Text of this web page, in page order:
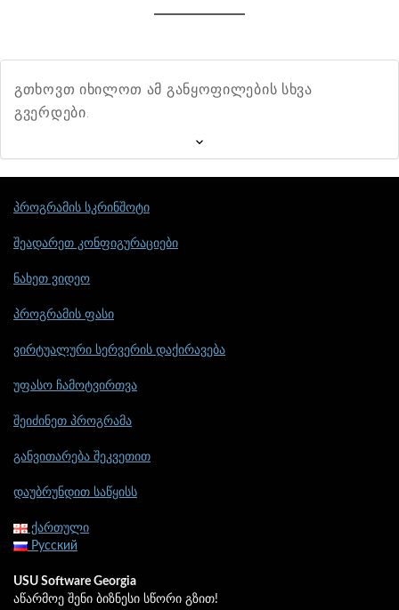
გთხოვთ იხილოთ ამ განყოფილების სხვა
გვერდები.
პროგრამის სკრინშოტი
შეადარეთ კონფიგურაციები
ნახეთ ვიდეო
პროგრამის ფასი
ვირტუალური სერვერის დაქირავება
უფასო ჩამოტვირთვა
შეიძინეთ პროგრამა
განვითარება შეკვეთით
დაუბრუნდით საწყისს
ქართული
Русский
USU Software Georgia
აწარმოე შენი ბიზნესი სწორი გზით!